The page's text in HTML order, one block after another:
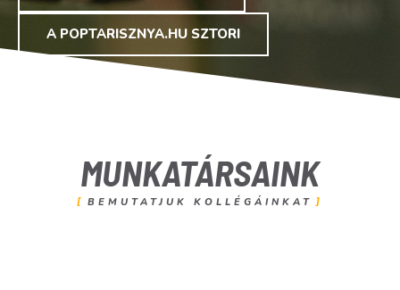
A POPTARISZNYA.HU SZTORI
MUNKATÁRSAINK
BEMUTATJUK KOLLÉGÁINKAT